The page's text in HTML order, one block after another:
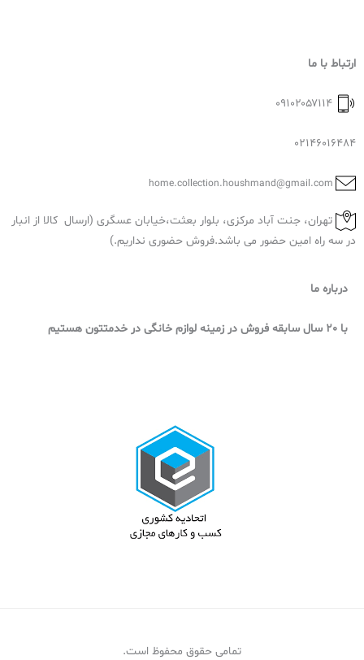
ارتباط با ما
02146016484
تهران، جنت آباد مرکزی، بلوار بعثت،خیابان عسگری (ارسال کالا از انبار
در سه راه امین حضور می باشد.فروش حضوری نداریم.)
درباره ما
با 20 سال سابقه فروش در زمینه لوازم خانگی در خدمتتون هستیم
تمامی حقوق محفوظ است.